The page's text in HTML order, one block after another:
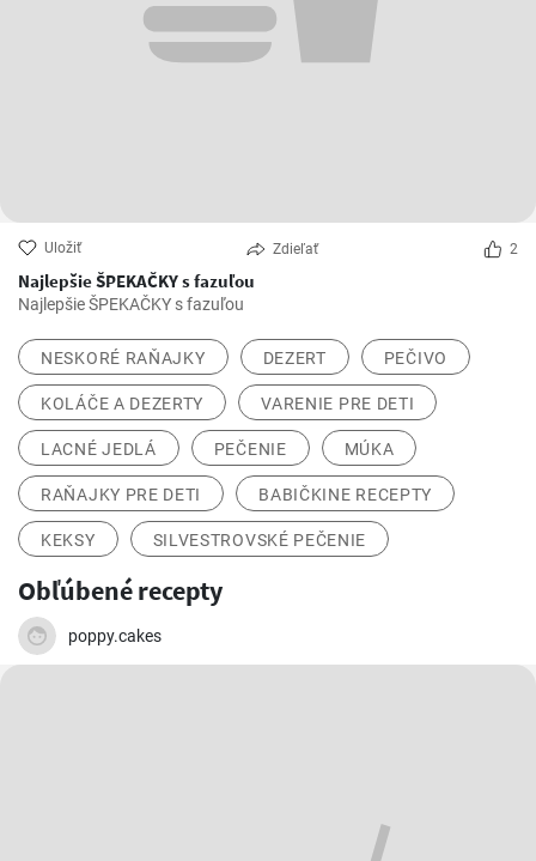
Uložiť Zdieľať 2
Najlepšie ŠPEKAČKY s fazuľou
Najlepšie ŠPEKAČKY s fazuľou
NESKORÉ RAŇAJKY DEZERT PEČIVO
KOLÁČE A DEZERTY VARENIE PRE DETI
LACNÉ JEDLÁ PEČENIE MÚKA
RAŇAJKY PRE DETI BABIČKINE RECEPTY
KEKSY SILVESTROVSKÉ PEČENIE
Obľúbené recepty
poppy.cakes